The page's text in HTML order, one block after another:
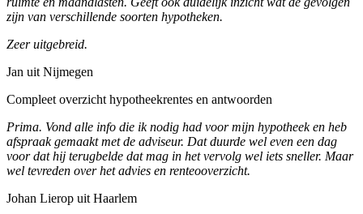
zijn van verschillende soorten hypotheken.
Zeer uitgebreid.
Jan uit Nijmegen
Compleet overzicht hypotheekrentes en antwoorden
Prima. Vond alle info die ik nodig had voor mijn hypotheek en heb
afspraak gemaakt met de adviseur. Dat duurde wel even een dag
voor dat hij terugbelde dat mag in het vervolg wel iets sneller. Maar
wel tevreden over het advies en renteooverzicht.
Johan Lierop uit Haarlem